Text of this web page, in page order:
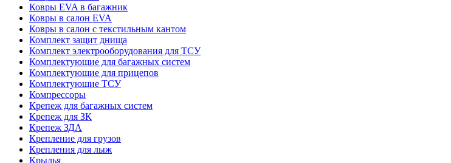
Ковры EVA в багажник
Ковры в салон EVA
Ковры в салон с текстильным кантом
Комплект защит днища
Комплект электрооборудования для ТСУ
Комплектующие для багажных систем
Комплектующие для прицепов
Комплектующие ТСУ
Компрессоры
Крепеж для багажных систем
Крепеж для ЗК
Крепеж ЗДА
Крепление для грузов
Крепления для лыж
Крылья